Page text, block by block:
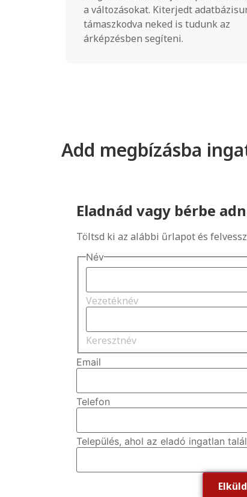
a változásokat. Kiterjedt
támaszkodva neked is tudunk az
árképzésben segíteni.
Add megbízásba
Eladnád vagy bérbe
Töltsd ki az alábbi űrlapot és
Név
Vezetéknév
Keresztnév
Email
Telefon
Település, ahol az eladó ingatlan
Dózsa Anett
Kiemelt ingatlanértékesítő
anett.dozsa@oh.hu